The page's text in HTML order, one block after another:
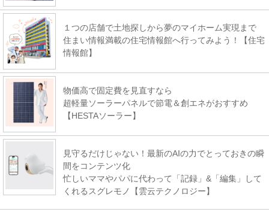
１つの店舗で土地探しから夢のマイホーム実現まで
住まい情報満載の住宅情報館へ行ってみよう！【住宅
情報館】
物価高で固定費を見直すなら
超軽量ソーラーパネルで節電＆創エネがおすすめ
【HESTAソーラー】
見守るだけじゃない！最新のAIの力でとっておきの瞬
間をコンテンツ化
忙しいママやパパに代わって「記録」&「編集」して
くれるスグレモノ【雲云テクノロジー】